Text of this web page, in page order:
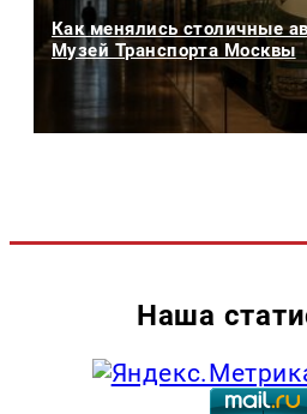
Как менялись столичные
Музей Транспорта Москвы
Наша